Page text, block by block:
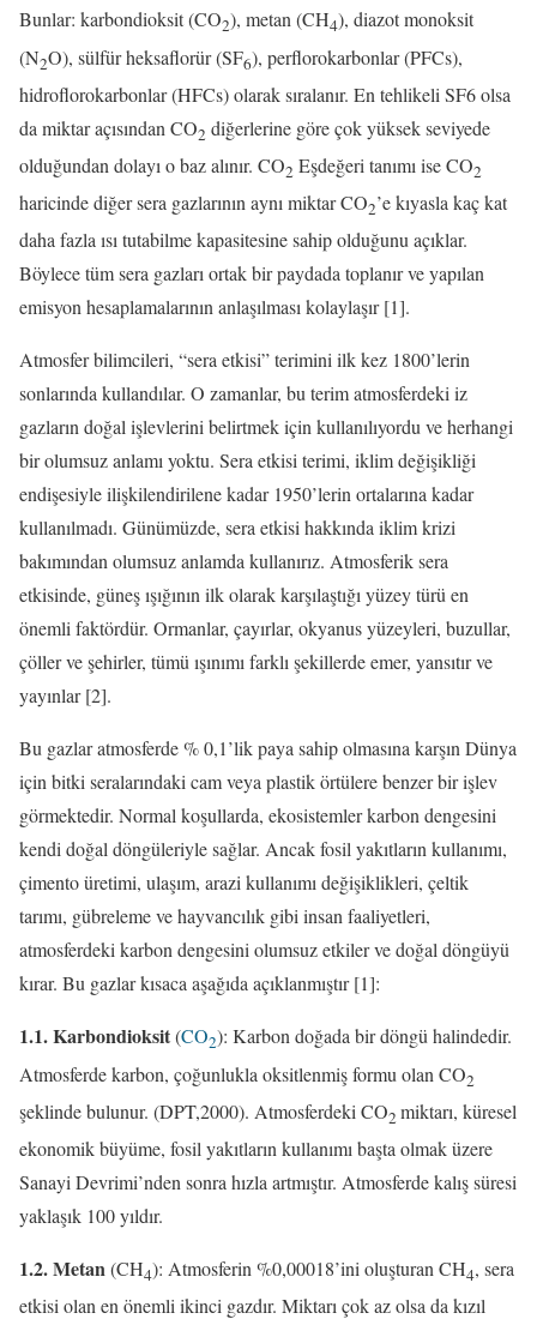
Bunlar: karbondioksit (CO2), metan (CH4), diazot monoksit
(N2O), sülfür heksaflorür (SF6), perflorokarbonlar (PFCs),
hidroflorokarbonlar (HFCs) olarak sıralanır. En tehlikeli SF6 olsa
da miktar açısından CO2 diğerlerine göre çok yüksek seviyede
olduğundan dolayı o baz alınır. CO2 Eşdeğeri tanımı ise CO2
haricinde diğer sera gazlarının aynı miktar CO2’e kıyasla kaç kat
daha fazla ısı tutabilme kapasitesine sahip olduğunu açıklar.
Böylece tüm sera gazları ortak bir paydada toplanır ve yapılan
emisyon hesaplamalarının anlaşılması kolaylaşır [1].
Atmosfer bilimcileri, “sera etkisi” terimini ilk kez 1800’lerin
sonlarında kullandılar. O zamanlar, bu terim atmosferdeki iz
gazların doğal işlevlerini belirtmek için kullanılıyordu ve herhangi
bir olumsuz anlamı yoktu. Sera etkisi terimi, iklim değişikliği
endişesiyle ilişkilendirilene kadar 1950’lerin ortalarına kadar
kullanılmadı. Günümüzde, sera etkisi hakkında iklim krizi
bakımından olumsuz anlamda kullanırız. Atmosferik sera
etkisinde, güneş ışığının ilk olarak karşılaştığı yüzey türü en
önemli faktördür. Ormanlar, çayırlar, okyanus yüzeyleri, buzullar,
çöller ve şehirler, tümü ışınımı farklı şekillerde emer, yansıtır ve
yayınlar [2].
Bu gazlar atmosferde % 0,1’lik paya sahip olmasına karşın Dünya
için bitki seralarındaki cam veya plastik örtülere benzer bir işlev
görmektedir. Normal koşullarda, ekosistemler karbon dengesini
kendi doğal döngüleriyle sağlar. Ancak fosil yakıtların kullanımı,
çimento üretimi, ulaşım, arazi kullanımı değişiklikleri, çeltik
tarımı, gübreleme ve hayvancılık gibi insan faaliyetleri,
atmosferdeki karbon dengesini olumsuz etkiler ve doğal döngüyü
kırar. Bu gazlar kısaca aşağıda açıklanmıştır [1]:
1.1. Karbondioksit(CO2): Karbon doğada bir döngü halindedir.
Atmosferde karbon, çoğunlukla oksitlenmiş formu olan CO2
şeklinde bulunur. (DPT,2000). Atmosferdeki CO2miktarı, küresel
ekonomik büyüme, fosil yakıtların kullanımı başta olmak üzere
Sanayi Devrimi’nden sonra hızla artmıştır. Atmosferde kalış süresi
yaklaşık 100 yıldır.
1.2. Metan(CH4): Atmosferin %0,00018’ini oluşturan CH4, sera
etkisi olan en önemli ikinci gazdır. Miktarı çok az olsa da kızıl